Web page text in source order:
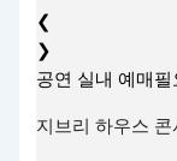
❮
❯
공연 실내 예매필
지브리 하우스